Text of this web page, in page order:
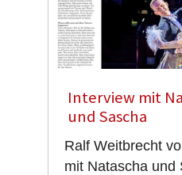
Interview mit
und Sascha
Ralf Weitbrecht
mit Natascha und